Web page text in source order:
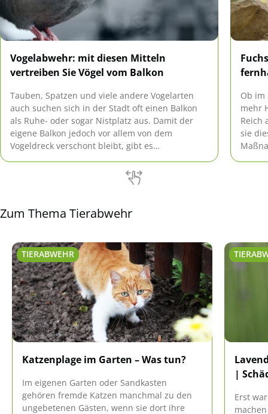
Vogelabwehr: mit diesen Mitteln
vertreiben Sie Vögel vom Balkon
Tauben, Spatzen und viele andere Vogelarten
auch suchen sich in der Stadt oft einen Balkon
als Ruhe- oder sogar Nistplatz aus. Damit der
eigene Balkon jedoch vor allem von dem
Vogeldreck verschont bleibt, gibt es
angewandt werden können ohne den Tieren zu
Ob im
mehr
Reich
sie
Zum Thema Tierabwehr
TIERABWEHR
Katzenplage im Garten – Was tun?
Im eigenen Garten oder Sandkasten
gehören fremde Katzen manchmal zu den
ungebetenen Gästen, wenn sie dort ihre
|
Erst